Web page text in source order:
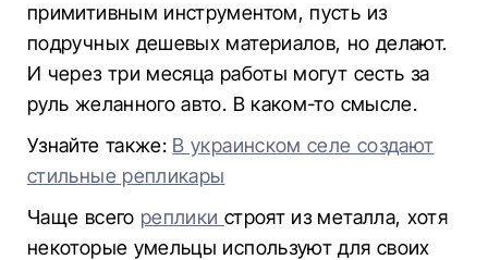
примитивным инструментом, пусть из
подручных дешевых материалов, но делают.
И через три месяца работы могут сесть за
руль желанного авто. В каком-то смысле.
Узнайте также: В украинском селе создают
стильные репликары
Чаще всего реплики строят из металла, хотя
некоторые умельцы используют для своих